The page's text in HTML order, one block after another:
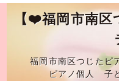
【❤️福岡市南
福岡市南区つじたピ
ピアノ個人 子